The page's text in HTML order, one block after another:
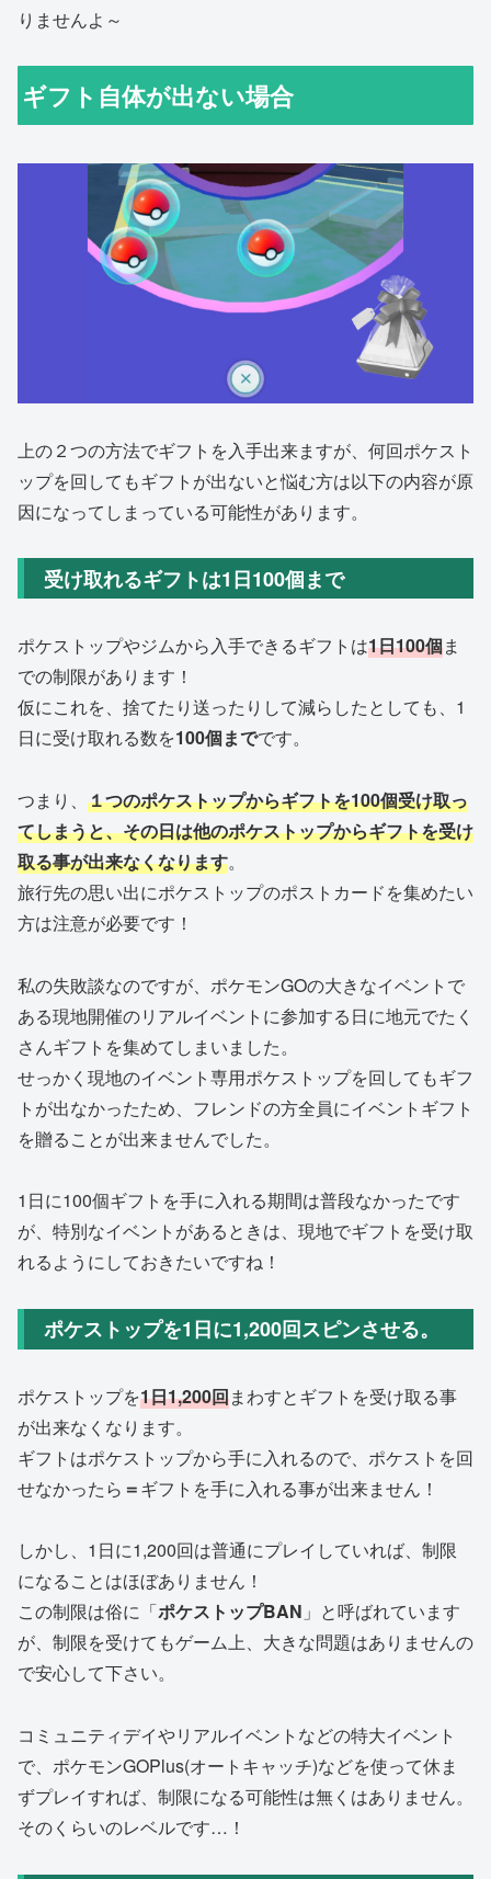
りませんよ～
ギフト自体が出ない場合
上の２つの方法でギフトを入手出来ますが、何回ポケスト
ップを回してもギフトが出ないと悩む方は以下の内容が原
因になってしまっている可能性があります。
受け取れるギフトは1日100個まで
ポケストップやジムから入手できるギフトは1日100個ま
での制限があります！
仮にこれを、捨てたり送ったりして減らしたとしても、1
日に受け取れる数を100個までです。
つまり、 １つのポケストップからギフトを100個受け取っ
てしまうと、その日は他のポケストップからギフトを受け
取る事が出来なくなります。
旅行先の思い出にポケストップのポストカードを集めたい
方は注意が必要です！
私の失敗談なのですが、ポケモンGOの大きなイベントで
ある現地開催のリアルイベントに参加する日に地元でたく
さんギフトを集めてしまいました。
せっかく現地のイベント専用ポケストップを回してもギフ
トが出なかったため、フレンドの方全員にイベントギフト
を贈ることが出来ませんでした。
1日に100個ギフトを手に入れる期間は普段なかったです
が、特別なイベントがあるときは、現地でギフトを受け取
れるようにしておきたいですね！
ポケストップを1日に1,200回スピンさせる。
ポケストップを1日1,200回まわすとギフトを受け取る事
が出来なくなります。
ギフトはポケストップから手に入れるので、ポケストを回
せなかったら ＝ギフトを手に入れる事が出来ません！
しかし、1日に1,200回は普通にプレイしていれば、制限
になることはほぼありません！
この制限は俗に「ポケストップBAN 」と呼ばれています
が、制限を受けてもゲーム上、大きな問題はありませんの
で安心して下さい。
コミュニティデイやリアルイベントなどの特大イベント
で、ポケモンGOPlus(オートキャッチ)などを使って休ま
ずプレイすれば、制限になる可能性は無くはありません。
そのくらいのレベルです…！